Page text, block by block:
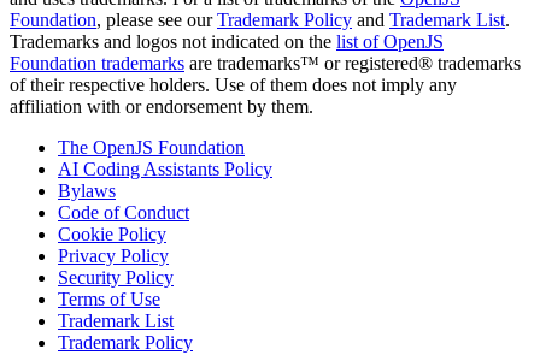
Foundation, please see ourTrademark Policy and Trademark List.
Trademarks and logos not indicated on the list of OpenJS
Foundation trademarks are trademarks™ or registered® trademarks
of their respective holders. Use of them does not imply any
affiliation with or endorsement by them.
The OpenJS Foundation
AI Coding Assistants Policy
Bylaws
Code of Conduct
Cookie Policy
Privacy Policy
Security Policy
Terms of Use
Trademark List
Trademark Policy